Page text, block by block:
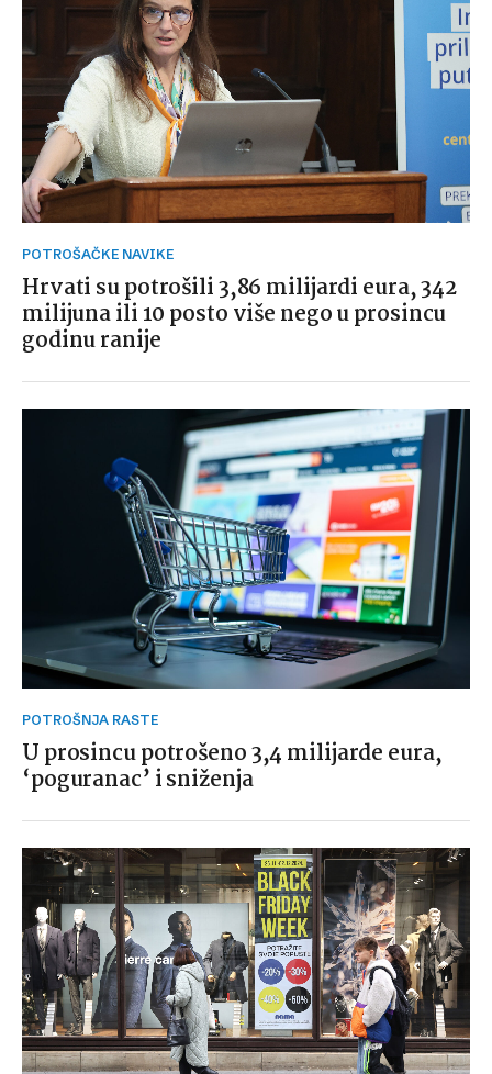
POTROŠAČKE NAVIKE
Hrvati su potrošili 3,86 milijardi eura, 342
milijuna ili 10 posto više nego u prosincu
godinu ranije
POTROŠNJA RASTE
U prosincu potrošeno 3,4 milijarde eura,
‘poguranac’ i sniženja